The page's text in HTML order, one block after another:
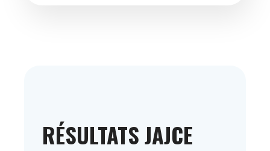
RÉSULTATS JAJCE